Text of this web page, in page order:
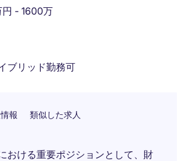
- 1600万
ブリッド勤務可
報 類似した求人
おける重要ポジションとして、財